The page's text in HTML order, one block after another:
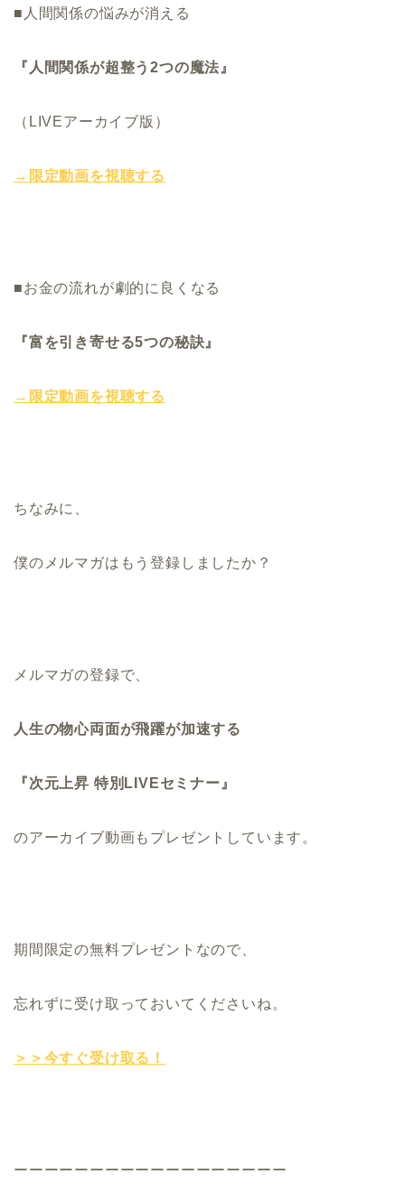
■人間関係の悩みが消える
『人間関係が超整う2つの魔法』
（LIVEアーカイブ版）
→限定動画を視聴する
■お金の流れが劇的に良くなる
『富を引き寄せる5つの秘訣』
→限定動画を視聴する
ちなみに、
僕のメルマガはもう登録しましたか？
メルマガの登録で、
人生の物心両面が飛躍が加速する
『次元上昇 特別LIVEセミナー』
のアーカイブ動画もプレゼントしています。
期間限定の無料プレゼントなので、
忘れずに受け取っておいてくださいね。
＞＞今すぐ受け取る！
ーーーーーーーーーーーーーーーーーー